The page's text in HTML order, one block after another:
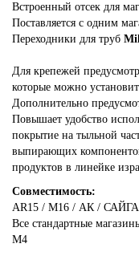
Встроенный отсек для
Поставляется с одним
Переходники для труб
Для крепежей
которые можно
Дополнительно
Повышает удобство
покрытие на тыльной
выпирающих
продуктов в линейке
Совместимость:
AR15 / M16 / АК /
Все стандартные
M4